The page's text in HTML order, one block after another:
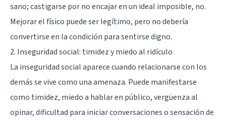
sano; castigarse por no encajar en un ideal imposible, no.
Mejorar el físico puede ser legítimo, pero no debería
convertirse en la condición para sentirse digno.
2. Inseguridad social: timidez y miedo al ridículo
La inseguridad social aparece cuando relacionarse con los
demás se vive como una amenaza. Puede manifestarse
como timidez, miedo a hablar en público, vergüenza al
opinar, dificultad para iniciar conversaciones o sensación de